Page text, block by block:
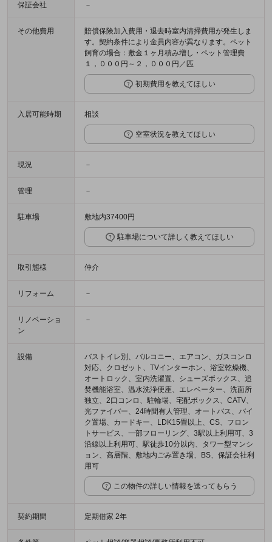
保証会社 －
その他費用
賠償保険加入費用・退去時室内清掃費用が発生しま
す。契約条件により金員内容が異なります。ペット
飼育の場合：敷金１ヶ月積み増し・ペット管理費
１，０００円～２，０００円／匹
初期費用を教えてほしい
入居可能時期 相談
空室状況を教えてほしい
現況 －
管理 －
駐車場 敷地内37400円
駐車場について詳しく教えてほしい
取引態様 仲介
リフォーム －
リノベーショ
ン
－
設備
バストイレ別、バルコニー、エアコン、ガスコンロ
対応、クロゼット、TVインターホン、浴室乾燥機、
オートロック、室内洗濯置、シューズボックス、追
焚機能浴室、温水洗浄便座、エレベーター、洗面所
独立、2口コンロ、駐輪場、宅配ボックス、CATV、
光ファイバー、24時間有人管理、オートバス、バイ
ク置場、カードキー、LDK15畳以上、CS、フロン
トサービス、一部フローリング、3駅以上利用可、3
沿線以上利用可、駅徒歩10分以内、タワー型マンシ
ョン、高層階、敷地内ごみ置き場、BS、保証会社利
用可
この物件の詳しい情報を送ってもらう
契約期間 定期借家 2年